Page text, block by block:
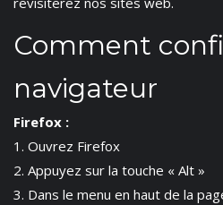
Comment
navigateur
Firefox :
1. Ouvrez Firefox
2. Appuyez sur la touche « Alt »
3. Dans le menu en haut de la